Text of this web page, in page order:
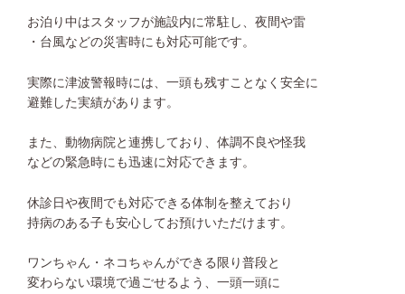
お泊り中はスタッフが施設内に常駐し、夜間や雷
・台風などの災害時にも対応可能です。
実際に津波警報時には、一頭も残すことなく安全に
避難した実績があります。
また、動物病院と連携しており、体調不良や怪我
などの緊急時にも迅速に対応できます。
休診日や夜間でも対応できる体制を整えており
持病のある子も安心してお預けいただけます。
ワンちゃん・ネコちゃんができる限り普段と
変わらない環境で過ごせるよう、一頭一頭に